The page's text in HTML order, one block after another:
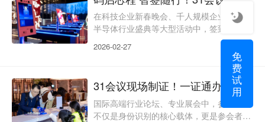
晚宴、抽奖、颁奖等多重环节，传统人工核
验模式极易出现入场拥堵、人员混杂、区域
流转混乱等问题，既拉低参会者的体验感，
也让主办方的现场统筹压力倍增。31会议深
耕门禁闸机签到领域，
在科技企业新春晚会、千人规模企业年会、
半导体行业盛典等大型活动中，签到环节不
仅是参会者的首次体验触点，更是主办方数
字化会务能力的直观体现。传统纸质签到、
人工核验模式效率低下、易出错，且难以适
配千人规模的集中入场需求，既拉低参会体
验，也增加主办方的现场统筹压力。31会议
深耕二维码签到领域，依托大会微站深度联
动的数字化能力，打造“微站生成-扫码核验-
2026-02-27
31会议现场制证！一证通办，赋能国际半导体论坛高效参会
国际高端行业论坛、专业展会中，参会证件
不仅是身份识别的核心载体，更是参会者便
免
费
试
用